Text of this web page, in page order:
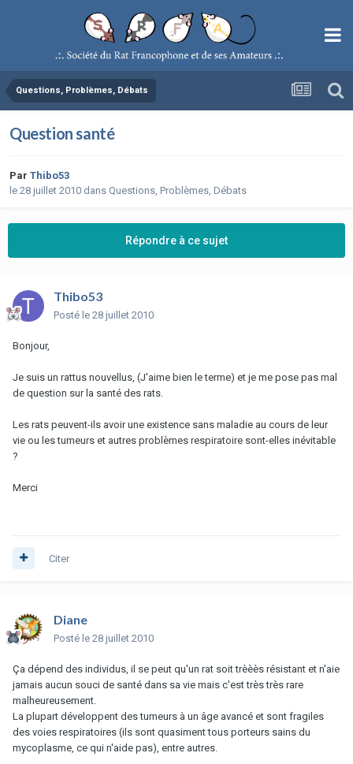
Questions, Problèmes, Débats
Question santé
Par Thibo53
le 28 juillet 2010 dans Questions, Problèmes, Débats
Répondre à ce sujet
Thibo53
Posté le 28 juillet 2010
Bonjour,
Je suis un rattus nouvellus, (J'aime bien le terme) et je me pose pas mal
de question sur la santé des rats.
Les rats peuvent-ils avoir une existence sans maladie au cours de leur
vie ou les tumeurs et autres problèmes respiratoire sont-elles inévitable
?
Merci
Citer
Diane
Posté le 28 juillet 2010
Ça dépend des individus, il se peut qu'un rat soit trèèès résistant et n'aie
jamais aucun souci de santé dans sa vie mais c'est très très rare
malheureusement.
La plupart développent des tumeurs à un âge avancé et sont fragiles
des voies respiratoires (ils sont quasiment tous porteurs sains du
mycoplasme, ce qui n'aide pas), entre autres.